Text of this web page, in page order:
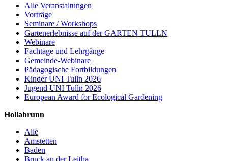
Alle Veranstaltungen
Vorträge
Seminare / Workshops
Gartenerlebnisse auf der GARTEN TULLN
Webinare
Fachtage und Lehrgänge
Gemeinde-Webinare
Pädagogische Fortbildungen
Kinder UNI Tulln 2026
Jugend UNI Tulln 2026
European Award for Ecological Gardening
Hollabrunn
Alle
Amstetten
Baden
Bruck an der Leitha